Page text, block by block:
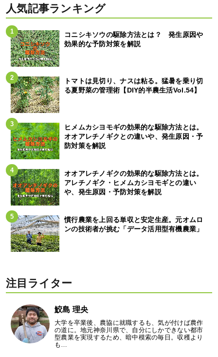
人気記事ランキング
コニシキソウの駆除方法とは？ 発生原因や
効果的な予防対策を解説
トマトは見切り、ナスは粘る。猛暑を乗り切
る夏野菜の管理術【DIY的半農生活Vol.54】
ヒメムカシヨモギの効果的な駆除方法とは。
オオアレチノギクとの違いや、発生原因・予
防対策を解説
オオアレチノギクの効果的な駆除方法とは。
アレチノギク・ヒメムカシヨモギとの違い
や、発生原因・予防対策を解説
慣行農業を上回る単収と安定生産。元オムロ
ンの技術者が挑む「データ活用型有機農業」
注目ライター
鮫島 理央
大学を卒業後、農協に就職するも、気が付けば農作
の道に。地元神奈川県で、自分にしかできない都市
型農業を実現するため、暗中模索の毎日。収穫より
も…